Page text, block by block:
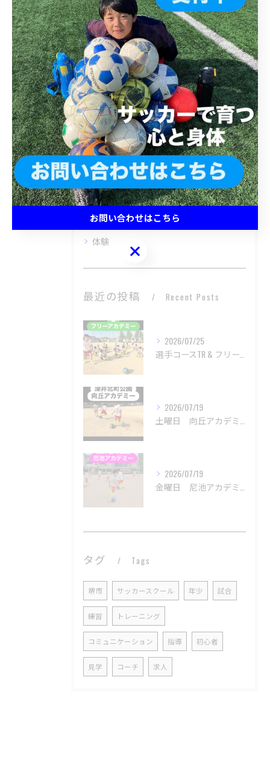
< 前のページ 一覧に戻る 次のページ >
カテゴリー Categories
全てのカテゴリー
キッズ
ジュニア
小学生
中学生
体験
最近の投稿 Recent Posts
2026/07/25
選手コースTR & フリーアカデミー
2026/07/19
土曜日 向丘アカデミー
2026/07/19
金曜日 尼池アカデミー
タグ Tags
堺市 サッカースクール 年少 試合
練習 トレーニング
コミュニケーション 指導 初心者
見学 コーチ 求人
お問い合わせはこちら
お問い合わせはこちら